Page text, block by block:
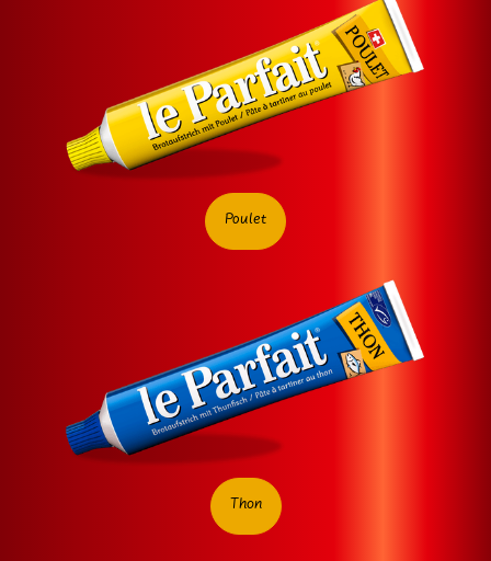
Poulet
Thon